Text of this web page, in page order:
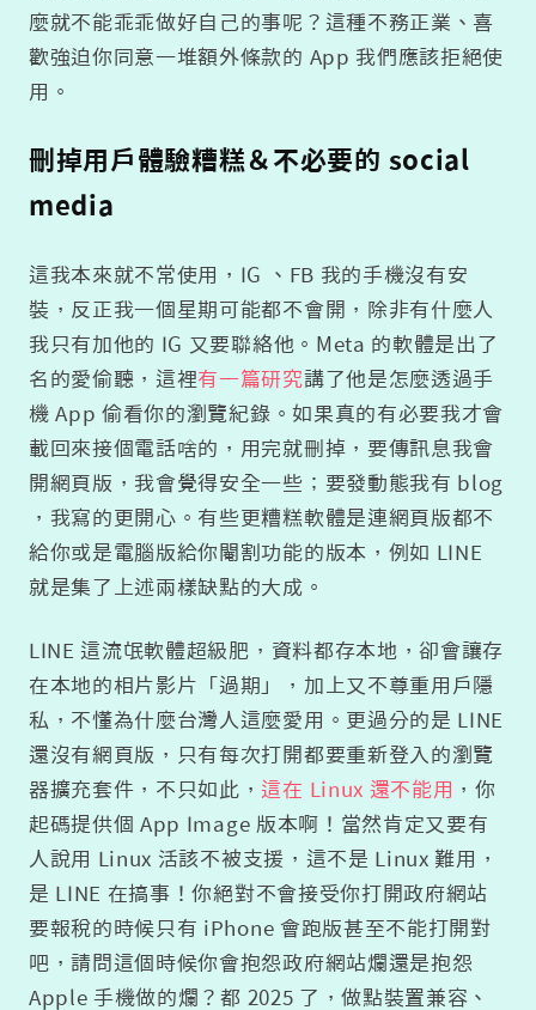
麼就不能乖乖做好自己的事呢？這種不務正業、喜
歡強迫你同意一堆額外條款的 App 我們應該拒絕使
用。
刪掉用戶體驗糟糕＆不必要的 social
media
這我本來就不常使用，IG 、FB 我的手機沒有安
裝，反正我一個星期可能都不會開，除非有什麼人
我只有加他的 IG 又要聯絡他。Meta 的軟體是出了
名的愛偷聽，這裡有一篇研究講了他是怎麼透過手
機 App 偷看你的瀏覽紀錄。如果真的有必要我才會
載回來接個電話啥的，用完就刪掉，要傳訊息我會
開網頁版，我會覺得安全一些；要發動態我有 blog
，我寫的更開心。有些更糟糕軟體是連網頁版都不
給你或是電腦版給你閹割功能的版本，例如 LINE
就是集了上述兩樣缺點的大成。
LINE 這流氓軟體超級肥，資料都存本地，卻會讓存
在本地的相片影片「過期」，加上又不尊重用戶隱
私，不懂為什麼台灣人這麼愛用。更過分的是 LINE
還沒有網頁版，只有每次打開都要重新登入的瀏覽
器擴充套件，不只如此，這在 Linux 還不能用 ，你
起碼提供個 App Image 版本啊！當然肯定又要有
人說用 Linux 活該不被支援，這不是 Linux 難用，
是 LINE 在搞事！你絕對不會接受你打開政府網站
要報稅的時候只有 iPhone 會跑版甚至不能打開對
吧，請問這個時候你會抱怨政府網站爛還是抱怨
Apple 手機做的爛？都 2025 了，做點裝置兼容、